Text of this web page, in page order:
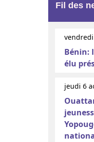
Fil des
Bénin:
élu
jeudi 6